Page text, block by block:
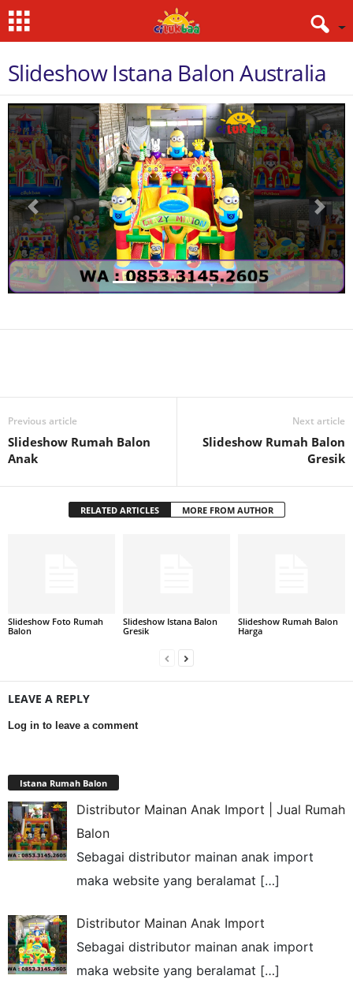
Slideshow Istana Balon Australia
Previous Next
Previous article
Slideshow Rumah Balon
Anak
Next article
Slideshow Rumah Balon
Gresik
RELATED ARTICLES MORE FROM AUTHOR
Slideshow Foto Rumah
Balon
Slideshow Istana Balon
Gresik
Slideshow Rumah Balon
Harga
LEAVE A REPLY
Log in to leave a comment
Istana Rumah Balon
Distributor Mainan Anak Import | Jual Rumah
Balon
Sebagai distributor mainan anak import
maka website yang beralamat […]
Distributor Mainan Anak Import
Sebagai distributor mainan anak import
maka website yang beralamat […]